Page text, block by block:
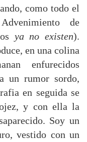
como todo el
de
ya no existen).
en una colina
enfurecidos
un rumor sordo,
en seguida se
y con ella la
Soy un
vestido con un